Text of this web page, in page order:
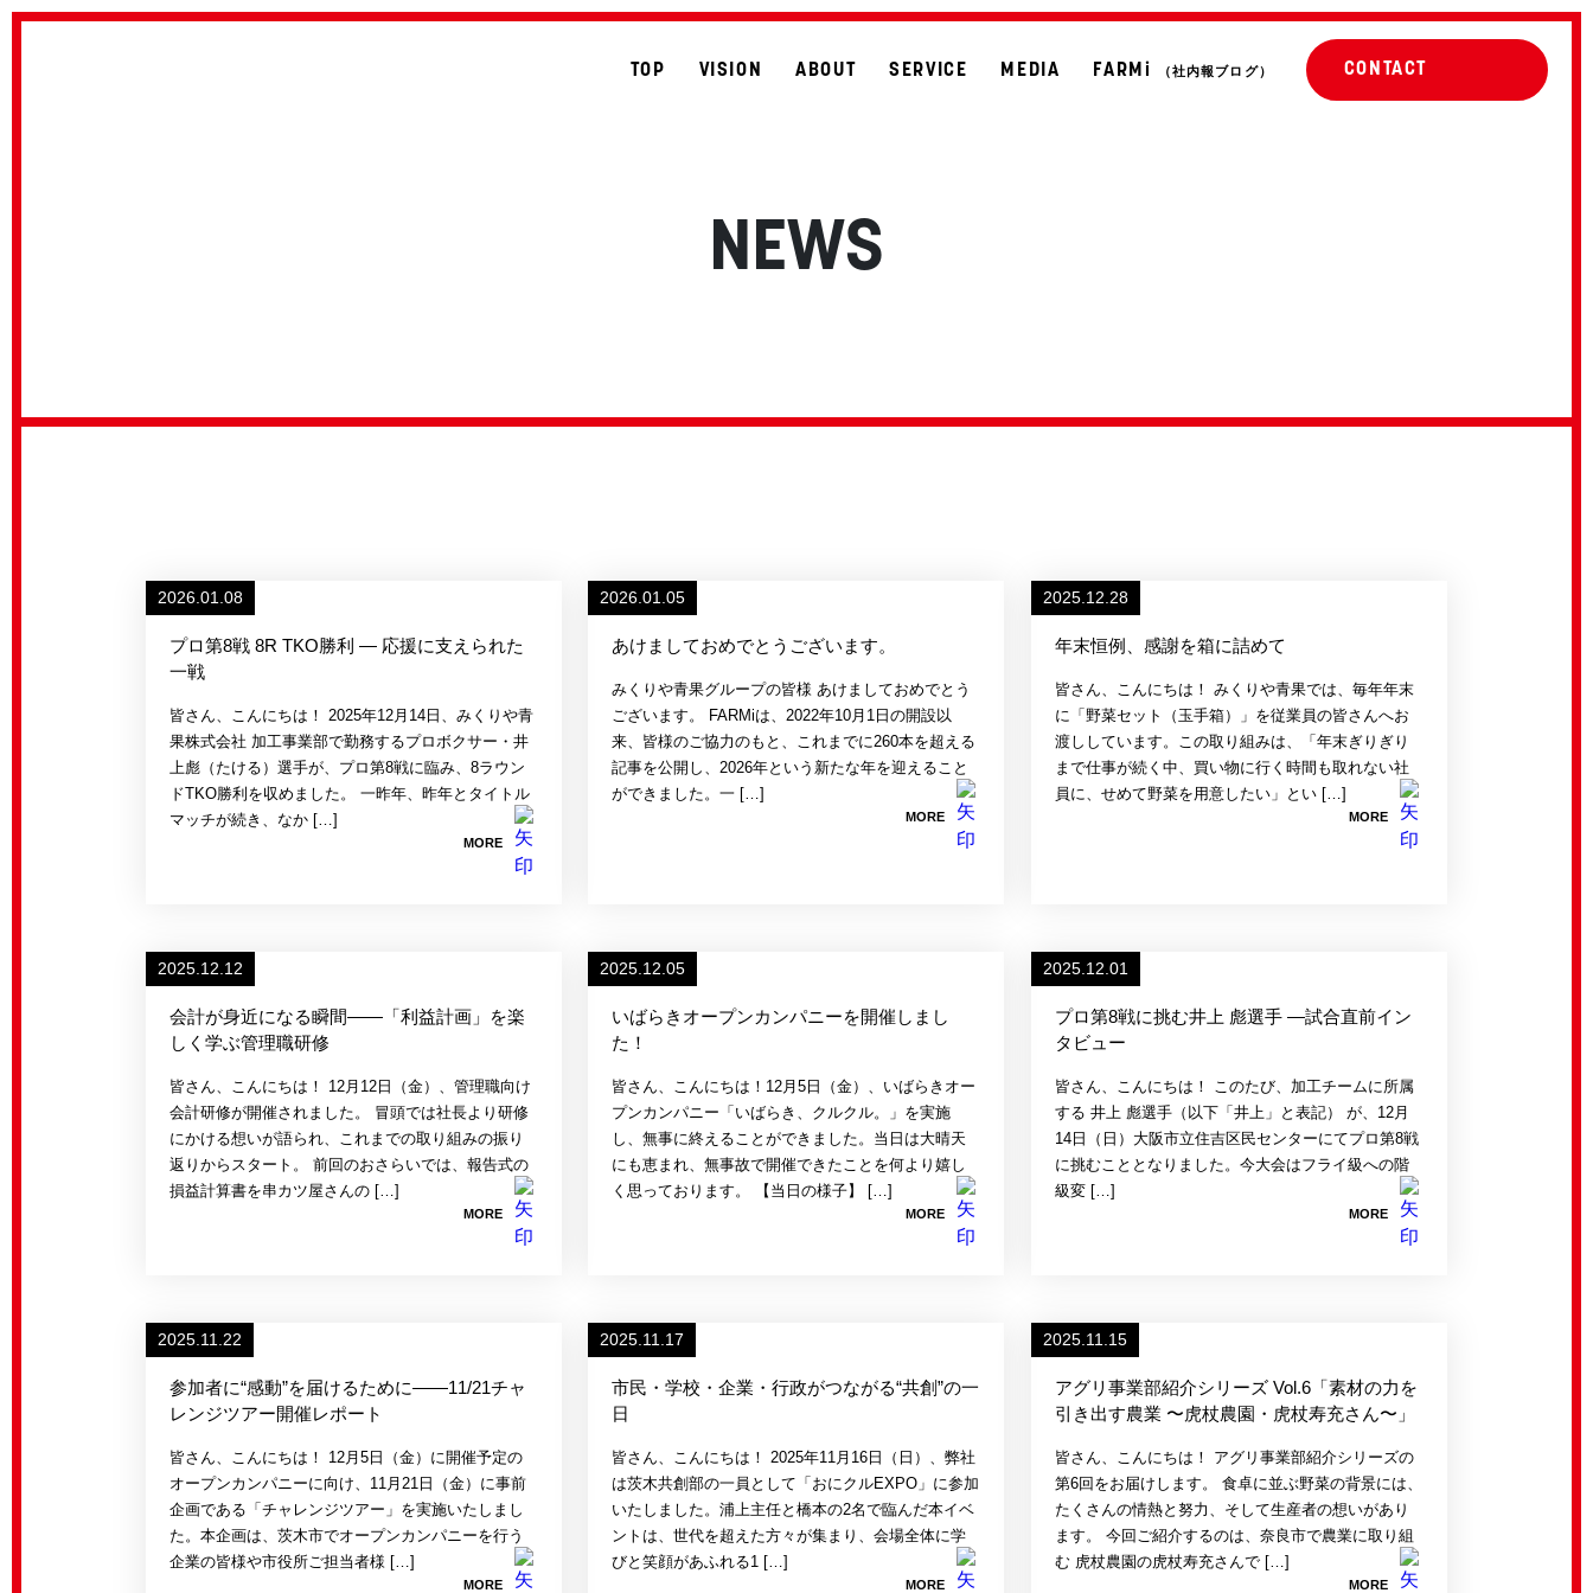
TOP VISION ABOUT SERVICE MEDIA FARMi （社内報ブログ） CONTACT
NEWS
2026.01.08
プロ第8戦 8R TKO勝利 ― 応援に支えられた
一戦
皆さん、こんにちは！ 2025年12月14日、みくりや青
果株式会社 加工事業部で勤務するプロボクサー・井
上彪（たける）選手が、プロ第8戦に臨み、8ラウン
ドTKO勝利を収めました。 一昨年、昨年とタイトル
マッチが続き、なか […]
MORE
2026.01.05
あけましておめでとうございます。
みくりや青果グループの皆様 あけましておめでとう
ございます。 FARMiは、2022年10月1日の開設以
来、皆様のご協力のもと、これまでに260本を超える
記事を公開し、2026年という新たな年を迎えること
ができました。一 […]
MORE
2025.12.28
年末恒例、感謝を箱に詰めて
皆さん、こんにちは！ みくりや青果では、毎年年末
に「野菜セット（玉手箱）」を従業員の皆さんへお
渡ししています。この取り組みは、「年末ぎりぎり
まで仕事が続く中、買い物に行く時間も取れない社
員に、せめて野菜を用意したい」とい […]
MORE
2025.12.12
会計が身近になる瞬間――「利益計画」を楽
しく学ぶ管理職研修
皆さん、こんにちは！ 12月12日（金）、管理職向け
会計研修が開催されました。 冒頭では社長より研修
にかける想いが語られ、これまでの取り組みの振り
返りからスタート。 前回のおさらいでは、報告式の
損益計算書を串カツ屋さんの […]
MORE
2025.12.05
いばらきオープンカンパニーを開催しまし
た！
皆さん、こんにちは！12月5日（金）、いばらきオー
プンカンパニー「いばらき、クルクル。」を実施
し、無事に終えることができました。当日は大晴天
にも恵まれ、無事故で開催できたことを何より嬉し
く思っております。 【当日の様子】 […]
MORE
2025.12.01
プロ第8戦に挑む井上 彪選手 ―試合直前イン
タビュー
皆さん、こんにちは！ このたび、加工チームに所属
する 井上 彪選手（以下「井上」と表記） が、12月
14日（日）大阪市立住吉区民センターにてプロ第8戦
に挑むこととなりました。今大会はフライ級への階
級変 […]
MORE
2025.11.22
参加者に“感動”を届けるために——11/21チャ
レンジツアー開催レポート
皆さん、こんにちは！ 12月5日（金）に開催予定の
オープンカンパニーに向け、11月21日（金）に事前
企画である「チャレンジツアー」を実施いたしまし
た。本企画は、茨木市でオープンカンパニーを行う
企業の皆様や市役所ご担当者様 […]
MORE
2025.11.17
市民・学校・企業・行政がつながる“共創”の一
日
皆さん、こんにちは！ 2025年11月16日（日）、弊社
は茨木共創部の一員として「おにクルEXPO」に参加
いたしました。浦上主任と橋本の2名で臨んだ本イベ
ントは、世代を超えた方々が集まり、会場全体に学
びと笑顔があふれる1 […]
MORE
2025.11.15
アグリ事業部紹介シリーズ Vol.6「素材の力を
引き出す農業 〜虎杖農園・虎杖寿充さん〜」
皆さん、こんにちは！ アグリ事業部紹介シリーズの
第6回をお届けします。 食卓に並ぶ野菜の背景には、
たくさんの情熱と努力、そして生産者の想いがあり
ます。 今回ご紹介するのは、奈良市で農業に取り組
む 虎杖農園の虎杖寿充さんで […]
MORE